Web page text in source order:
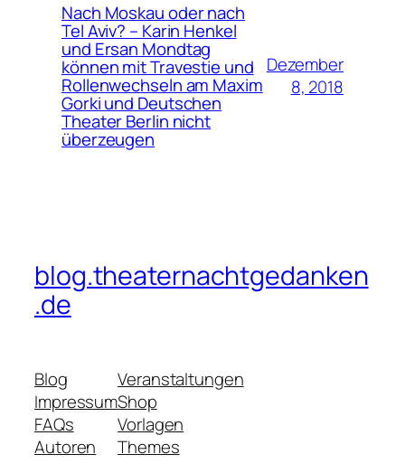
Nach Moskau oder nach
Tel Aviv? – Karin Henkel
und Ersan Mondtag
können mit Travestie und
Rollenwechseln am Maxim
Gorki und Deutschen
Theater Berlin nicht
überzeugen
Dezember
8, 2018
blog.theaternachtgedanken
.de
Blog
Impressum
FAQs
Autoren
Veranstaltungen
Shop
Vorlagen
Themes